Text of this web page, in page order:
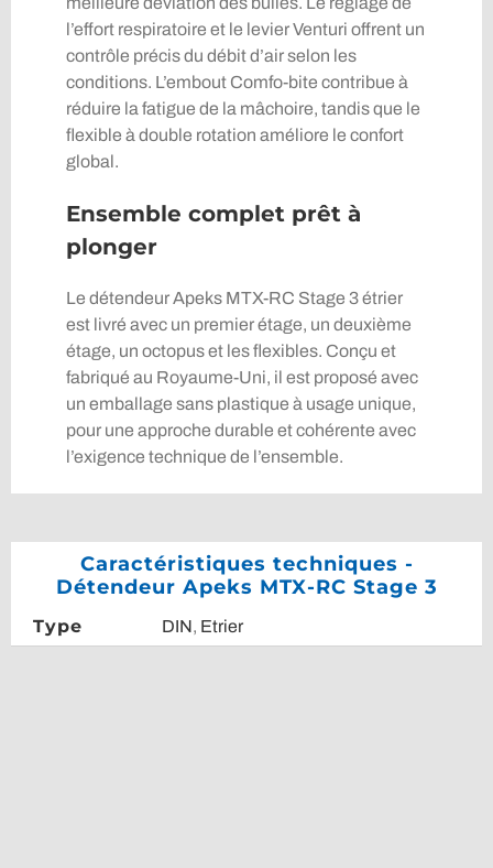
l’effort respiratoire et le levier Venturi offrent un
contrôle précis du débit d’air selon les
conditions. L’embout Comfo-bite contribue à
réduire la fatigue de la mâchoire, tandis que le
flexible à double rotation améliore le confort
global.
Ensemble complet prêt à
plonger
Le détendeur Apeks MTX-RC Stage 3 étrier
est livré avec un premier étage, un deuxième
étage, un octopus et les flexibles. Conçu et
fabriqué au Royaume-Uni, il est proposé avec
un emballage sans plastique à usage unique,
pour une approche durable et cohérente avec
l’exigence technique de l’ensemble.
Caractéristiques techniques -
Détendeur Apeks MTX-RC Stage 3
Type DIN, Etrier